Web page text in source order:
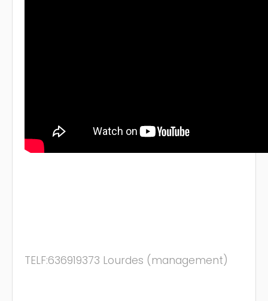
TELF:636919373 Lourdes (management)